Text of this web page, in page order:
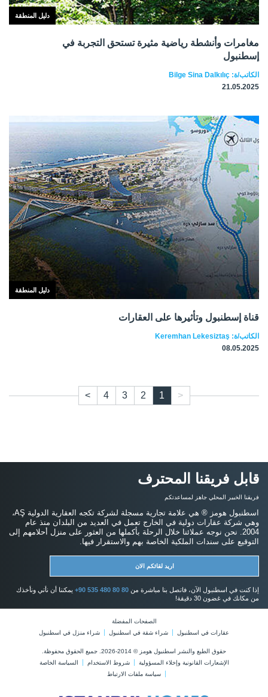
دليل المنطقة
مغامرات وأنشطة رياضية مثيرة تستحق التجربة في
إسطنبول
الكاتب/ة: Bilge Sina Dalkılıç
21.05.2025
دليل المنطقة
قناة إسطنبول وتأثيرها على العقارات
الكاتب/ة: Keremhan Lekesiztaş
08.05.2025
<
1
2
3
4
>
قابل فريقنا المحترف
فريقنا الخبير المحلي جاهز لمساعدتكم
اسطنبول هومز ® هي علامة تجارية مسجلة لشركة تكجه العقارية الدولية AŞ،
وهي شركة عقارات دولية في الخارج تعمل في العديد من البلدان منذ عام
2004. نحن نوجه عملائنا خلال الرحلة بأكملها من العثور على منزل أحلامهم إلى
التوقيع على سندات الملكية الخاصة بهم والاستقرار فيها.
اريد لقائكم الان
إذا كنت في اسطنبول الآن، فاتصل بنا مباشرة من +90 535 480 80 80 يمكننا أن نأتي ونأخذك
من مكانك في غضون 30 دقيقة!
الصفحات المفضلة
عقارات في اسطنبول
شراء شقة في اسطنبول شراء منزل في اسطنبول
حقوق الطبع والنشر اسطنبول هومز © 2014-2026. جميع الحقوق محفوظة.
الإشعارات القانونية وإخلاء المسؤولية
شروط الاستخدام
السياسة الخاصة
سياسة ملفات الارتباط